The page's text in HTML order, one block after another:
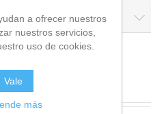
20 CL
a ofrecer nuestros
nuestros servicios,
uso de cookies.
Vale
más